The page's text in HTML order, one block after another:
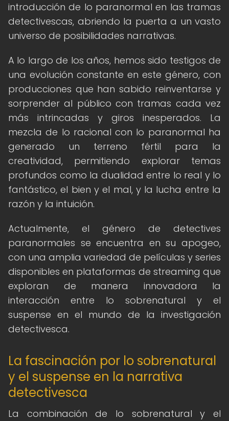
introducción de lo paranormal en las tramas
detectivescas, abriendo la puerta a un vasto
universo de posibilidades narrativas.
A lo largo de los años, hemos sido testigos de
una evolución constante en este género, con
producciones que han sabido reinventarse y
sorprender al público con tramas cada vez
más intrincadas y giros inesperados. La
mezcla de lo racional con lo paranormal ha
generado un terreno fértil para la
creatividad, permitiendo explorar temas
profundos como la dualidad entre lo real y lo
fantástico, el bien y el mal, y la lucha entre la
razón y la intuición.
Actualmente, el género de detectives
paranormales se encuentra en su apogeo,
con una amplia variedad de películas y series
disponibles en plataformas de streaming que
exploran de manera innovadora la
interacción entre lo sobrenatural y el
suspense en el mundo de la investigación
detectivesca.
La fascinación por lo sobrenatural
y el suspense en la narrativa
detectivesca
La combinación de lo sobrenatural y el